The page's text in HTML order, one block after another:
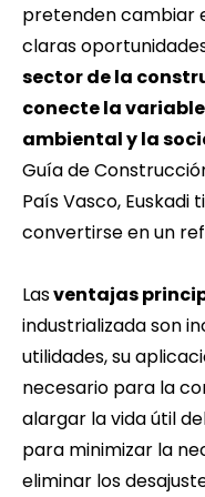
pretenden cambiar
claras
sector de la
conecte la
ambiental y la
Guía de
País Vasco, Euskadi
convertirse en un
Lasventajas
industrializada son
utilidades, su
necesario para la
alargar la vida útil
para minimizar la
eliminar los